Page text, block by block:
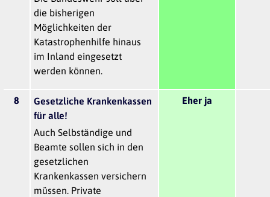
die bisherigen
Möglichkeiten der
Katastrophenhilfe hinaus
im Inland eingesetzt
werden können.
8
Gesetzliche Krankenkassen
für alle!
Auch Selbständige und
Beamte sollen sich in den
gesetzlichen
Krankenkassen versichern
müssen. Private
Eher ja